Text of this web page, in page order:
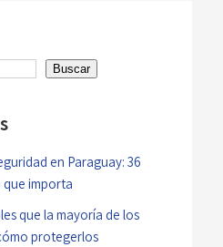
Buscar
en Paraguay: 36
importa
que la mayoría de los
protegerlos